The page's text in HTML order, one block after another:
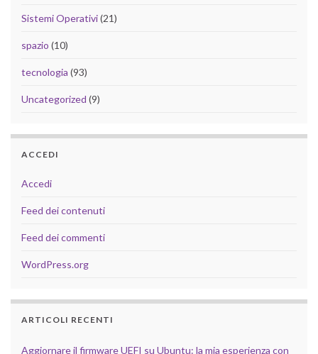
Sistemi Operativi(21)
spazio (10)
tecnologia (93)
Uncategorized (9)
ACCEDI
Accedi
Feed dei contenuti
Feed dei commenti
WordPress.org
ARTICOLI RECENTI
Aggiornare il firmware UEFI su Ubuntu: la mia esperienza con